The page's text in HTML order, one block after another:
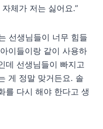
체가 저는 싫어요.”
선생님들이 너무 힘들
이들이랑 같이 사용하
데 선생님들이 빠지고
게 정말 맞거든요. 솔
를 다시 해야 한다고 생